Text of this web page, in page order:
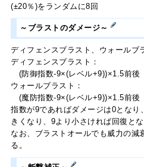
(±20％)をランダムに8回
～ブラストのダメージ～
ディフェンスブラスト、ウォールブ
ディフェンスブラスト：
(防御指数-9×(レベル+9))×1.5前後
ウォールブラスト：
(魔防指数-9×(レベル+9))×1.5前後
指数が9であればダメージは0とな
きくなり、9より小さければ回復とな
なお、ブラストオールでも威力の減
る。